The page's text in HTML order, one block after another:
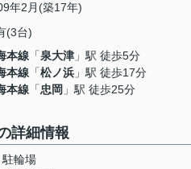
年2月(築17年)
(3台)
本線 「泉大津 」駅 徒歩5分
本線 「松ノ浜 」駅 徒歩17分
本線 「忠岡 」駅 徒歩25分
詳細情報
駐輪場